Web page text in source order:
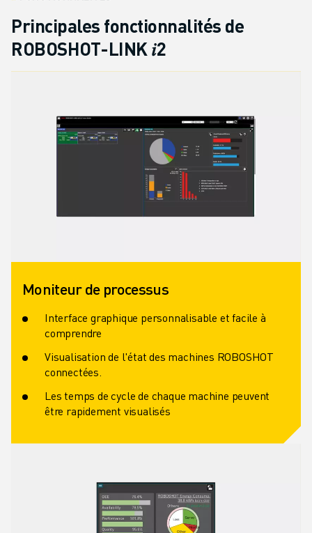
CONTACT
LOCALISATION DES SITES
IMPRESSION
Principales fonctionnalités de
ROBOSHOT-LINK 𝑖2
Moniteur de processus
Interface graphique personnalisable et facile à
comprendre
Visualisation de l'état des machines ROBOSHOT
connectées.
Les temps de cycle de chaque machine peuvent
être rapidement visualisés